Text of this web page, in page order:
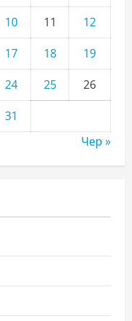
10 11
12
17 18
19
24 25
26
31
Чер »